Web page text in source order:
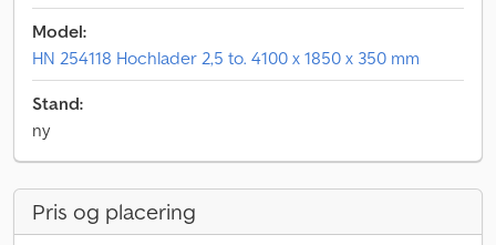
Model:
HN 254118 Hochlader 2,5 to. 4100 x 1850 x 350 mm
Stand:
ny
Pris og placering